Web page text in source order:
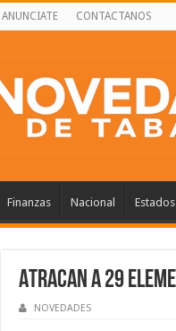
ANUNCIATE CONTACTANOS
Finanzas Nacional Estados
Atracan a 29
NOVEDADES